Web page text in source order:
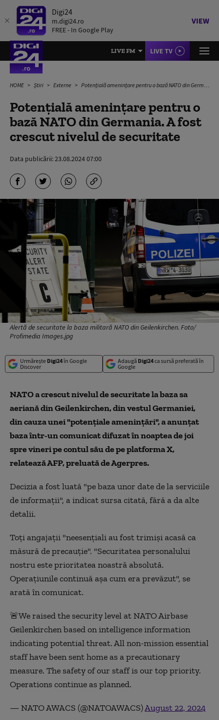
Digi24
m.digi24.ro
FREE - In Google Play
VIEW
LIVE FM LIVE TV
HOME Știri Externe Potențială amenințare pentru o bază NATO din Germania. A fost crescut nivelul de securitate
Potențială amenințare pentru o
bază NATO din Germania. A fost
crescut nivelul de securitate
Data publicării:23.08.2024 07:00
Alertă de securitate la baza militară NATO din Geilenkirchen. Foto/
Profimedia Images.jpg
Urmărește Digi24în Google
Discover
Adaugă Digi24ca sursă preferată în
Google
NATO a crescut nivelul de securitate la baza sa
aeriană din Geilenkirchen, din vestul Germaniei,
din cauza unei "potenţiale ameninţări", a anunţat
baza într-un comunicat difuzat în noaptea de joi
spre vineri pe contul său de pe platforma X,
relatează AFP, preluată de Agerpres.
Decizia a fost luată "pe baza unor date de la serviciile
de informaţii", a indicat sursa citată, fără a da alte
detalii.
Toţi angajaţii "neesenţiali au fost trimişi acasă ca
măsură de precauţie". "Securitatea personalului
nostru este prioritatea noastră absolută.
Operaţiunile continuă aşa cum era prevăzut", se
arată în comunicat.
🚨We raised the security level at NATO Airbase
Geilenkirchen based on intelligence information
indicating potential threat. All non-mission essential
staff have been sent home as a precautionary
measure. The safety of our staff is our top priority.
Operations continue as planned.
— NATO AWACS (@NATOAWACS)August 22, 2024